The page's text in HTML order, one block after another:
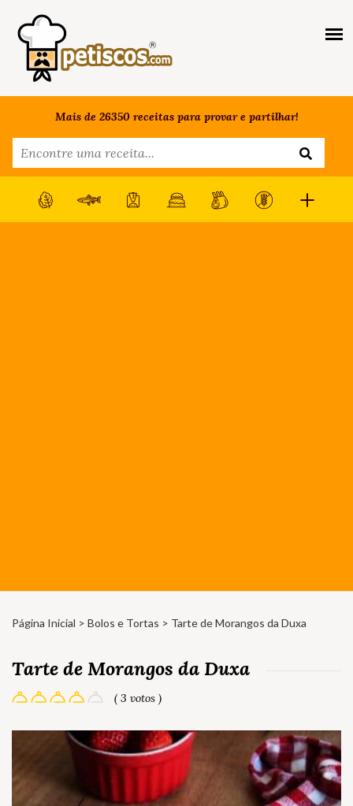
Mais de 26350 receitas para provar e partilhar!
Página Inicial > Bolos e Tortas > Tarte de Morangos da Duxa
Tarte de Morangos da Duxa
( 3 votos )